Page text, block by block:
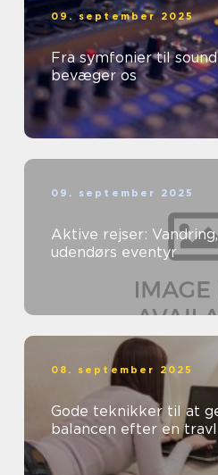
09. september 2025
Fra symfonier til
bevæger os
09. september 2025
Aktive rejser:
udendørs eventyr
08. september 2025
Gode teknikker til at
balancen efter en